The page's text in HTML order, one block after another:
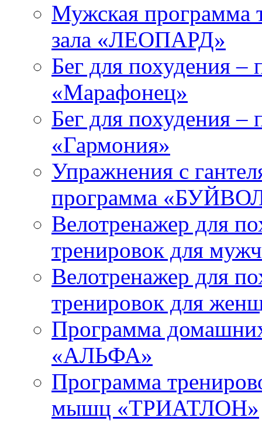
Мужская программа
зала «ЛЕОПАРД»
Бег для похудения –
«Марафонец»
Бег для похудения –
«Гармония»
Упражнения с
программа
Велотренажер для
тренировок для
Велотренажер для
тренировок для
Программа
«АЛЬФА»
Программа
мышц «ТРИАТЛОН»